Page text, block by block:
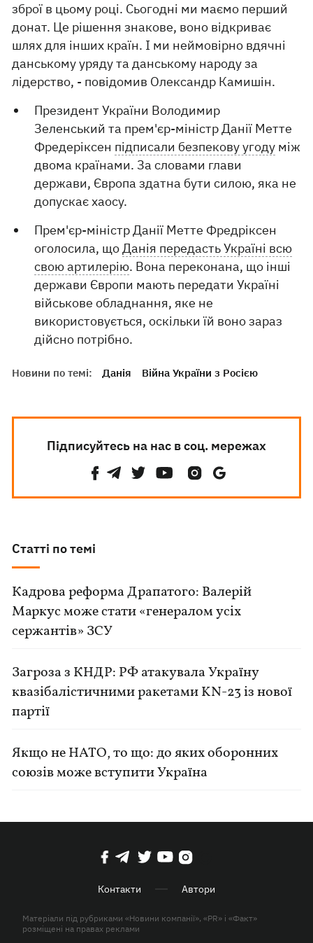
зброї в цьому році. Сьогодні ми маємо перший
донат. Це рішення знакове, воно відкриває
шлях для інших країн. І ми неймовірно вдячні
данському уряду та данському народу за
лідерство, - повідомив Олександр Камишін.
Президент України Володимир
Зеленський та прем'єр-міністр Данії Метте
Фредеріксен підписали безпекову угоду між
двома країнами. За словами глави
держави, Європа здатна бути силою, яка не
допускає хаосу.
Прем'єр-міністр Данії Метте Фредріксен
оголосила, щоДанія передасть Україні всю
свою артилерію. Вона переконана, що інші
держави Європи мають передати Україні
військове обладнання, яке не
використовується, оскільки їй воно зараз
дійсно потрібно.
Новини по темі: Данія Війна України з Росією
Підписуйтесь на нас в соц. мережах
Статті по темі
Кадрова реформа Драпатого: Валерій
Маркус може стати «генералом усіх
сержантів» ЗСУ
Загроза з КНДР: РФ атакувала Україну
квазібалістичними ракетами KN-23 із нової
партії
Якщо не НАТО, то що: до яких оборонних
союзів може вступити Україна
Контакти Автори
Матеріали під рубриками «Новини компанії», «PR» і «Факт»
розміщені на правах реклами